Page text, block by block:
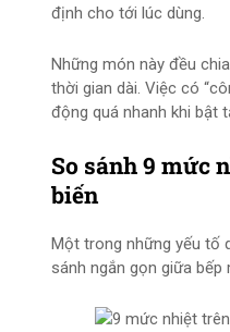
định cho tới lúc dùng.
Những món này đều
thời gian dài. Việc có
động quá nhanh khi bật
So sánh 9 mức
biến
Một trong những yếu tố
sánh ngắn gọn giữa